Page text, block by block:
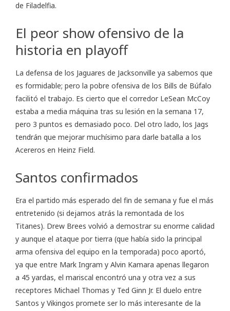
de Filadelfia.
El peor show ofensivo de la
historia en playoff
La defensa de los Jaguares de Jacksonville ya sabemos que
es formidable; pero la pobre ofensiva de los Bills de Búfalo
facilitó el trabajo. Es cierto que el corredor LeSean McCoy
estaba a media máquina tras su lesión en la semana 17,
pero 3 puntos es demasiado poco. Del otro lado, los Jags
tendrán que mejorar muchísimo para darle batalla a los
Acereros en Heinz Field.
Santos confirmados
Era el partido más esperado del fin de semana y fue el más
entretenido (si dejamos atrás la remontada de los
Titanes). Drew Brees volvió a demostrar su enorme calidad
y aunque el ataque por tierra (que había sido la principal
arma ofensiva del equipo en la temporada) poco aportó,
ya que entre Mark Ingram y Alvin Kamara apenas llegaron
a 45 yardas, el mariscal encontró una y otra vez a sus
receptores Michael Thomas y Ted Ginn Jr. El duelo entre
Santos y Vikingos promete ser lo más interesante de la